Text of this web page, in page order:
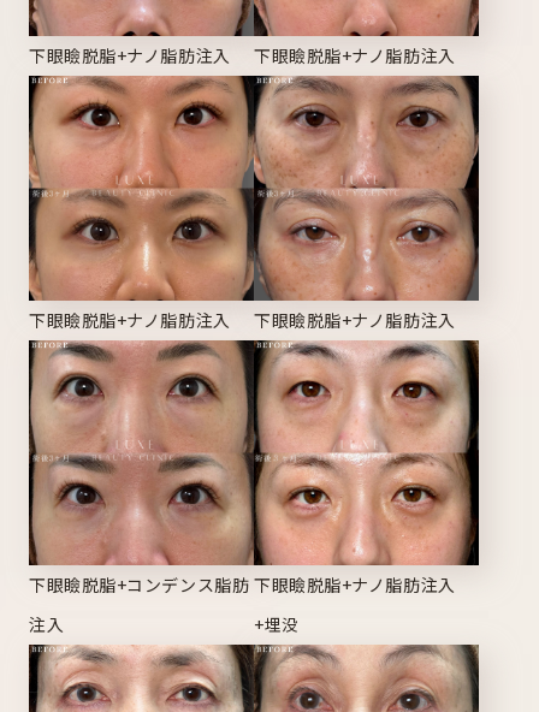
下眼瞼脱脂+ナノ脂肪注入 下眼瞼脱脂+ナノ脂肪注入
下眼瞼脱脂+ナノ脂肪注入 下眼瞼脱脂+ナノ脂肪注入
下眼瞼脱脂+コンデンス脂肪
注入
下眼瞼脱脂+ナノ脂肪注入
+埋没